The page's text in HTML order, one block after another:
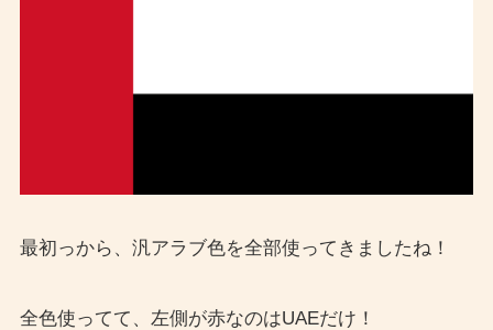
最初っから、汎アラブ色を全部使ってきましたね！
全色使ってて、左側が赤なのはUAEだけ！